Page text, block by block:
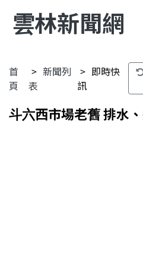
雲林新聞網
首
頁
新聞列
表
即時快
訊
斗六西市場老舊 排水